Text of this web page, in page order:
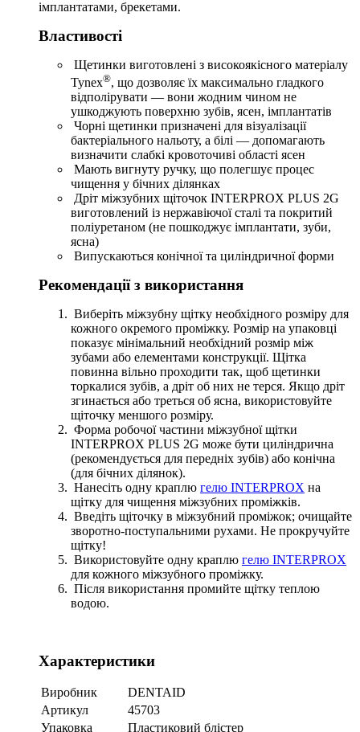
імплантатами, брекетами.
Властивості
Щетинки виготовлені з високоякісного матеріалу
Tynex®, що дозволяє їх максимально гладкого
відполірувати — вони жодним чином не
ушкоджують поверхню зубів, ясен, імплантатів
Чорні щетинки призначені для візуалізації
бактеріального нальоту, а білі — допомагають
визначити слабкі кровоточиві області ясен
Мають вигнуту ручку, що полегшує процес
чищення у бічних ділянках
Дріт міжзубних щіточок INTERPROX PLUS 2G
виготовлений із нержавіючої сталі та покритий
поліуретаном (не пошкоджує імплантати, зуби,
ясна)
Випускаються конічної та циліндричної форми
Рекомендації з використання
Виберіть міжзубну щітку необхідного розміру для
кожного окремого проміжку. Розмір на упаковці
показує мінімальний необхідний розмір між
зубами або елементами конструкції. Щітка
повинна вільно проходити так, щоб щетинки
торкалися зубів, а дріт об них не терся. Якщо дріт
згинається або треться об ясна, використовуйте
щіточку меншого розміру.
Форма робочої частини міжзубної щітки
INTERPROX PLUS 2G може бути циліндрична
(рекомендується для передніх зубів) або конічна
(для бічних ділянок).
Нанесіть одну краплю гелю INTERPROX на
щітку для чищення міжзубних проміжків.
Введіть щіточку в міжзубний проміжок; очищайте
зворотно-поступальними рухами. Не прокручуйте
щітку!
Використовуйте одну краплю гелю INTERPROX
для кожного міжзубного проміжку.
Після використання промийте щітку теплою
водою.
Характеристики
Виробник
DENTAID
Артикул
45703
Упаковка
Пластиковий блістер